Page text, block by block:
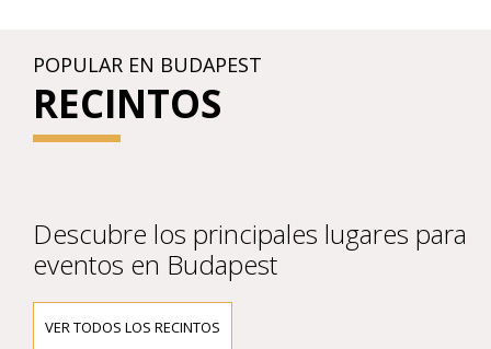
POPULAR EN BUDAPEST
RECINTOS
Descubre los principales lugares para
eventos en Budapest
VER TODOS LOS RECINTOS